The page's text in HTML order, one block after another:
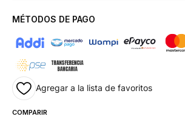
MÉTODOS DE PAGO
Agregar a la lista de favoritos
COMPARIR